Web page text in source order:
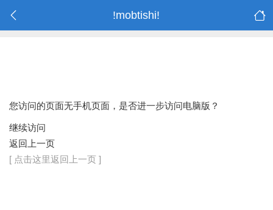
!mobtishi!
您访问的页面无手机页面，是否进一步访问电脑版？
继续访问
返回上一页
[ 点击这里返回上一页 ]